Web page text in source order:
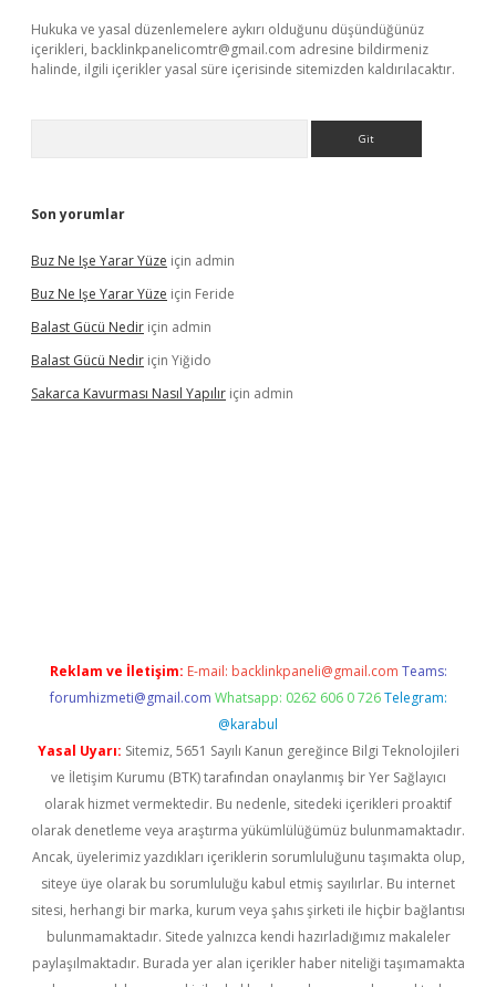
Hukuka ve yasal düzenlemelere aykırı olduğunu düşündüğünüz
içerikleri, backlinkpanelicomtr@gmail.com adresine bildirmeniz
halinde, ilgili içerikler yasal süre içerisinde sitemizden kaldırılacaktır.
Son yorumlar
Buz Ne Işe Yarar Yüze için admin
Buz Ne Işe Yarar Yüze için Feride
Balast Gücü Nedir için admin
Balast Gücü Nedir için Yiğido
Sakarca Kavurması Nasıl Yapılır için admin
Reklam ve İletişim: E-mail: backlinkpaneli@gmail.com Teams:
forumhizmeti@gmail.com Whatsapp: 0262 606 0 726 Telegram:
@karabul
Yasal Uyarı: Sitemiz, 5651 Sayılı Kanun gereğince Bilgi Teknolojileri
ve İletişim Kurumu (BTK) tarafından onaylanmış bir Yer Sağlayıcı
olarak hizmet vermektedir. Bu nedenle, sitedeki içerikleri proaktif
olarak denetleme veya araştırma yükümlülüğümüz bulunmamaktadır.
Ancak, üyelerimiz yazdıkları içeriklerin sorumluluğunu taşımakta olup,
siteye üye olarak bu sorumluluğu kabul etmiş sayılırlar. Bu internet
sitesi, herhangi bir marka, kurum veya şahıs şirketi ile hiçbir bağlantısı
bulunmamaktadır. Sitede yalnızca kendi hazırladığımız makaleler
paylaşılmaktadır. Burada yer alan içerikler haber niteliği taşımamakta